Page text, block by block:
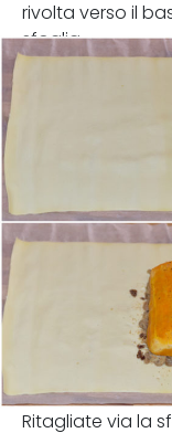
rivolta verso il
sfoglia.
Ritagliate via la